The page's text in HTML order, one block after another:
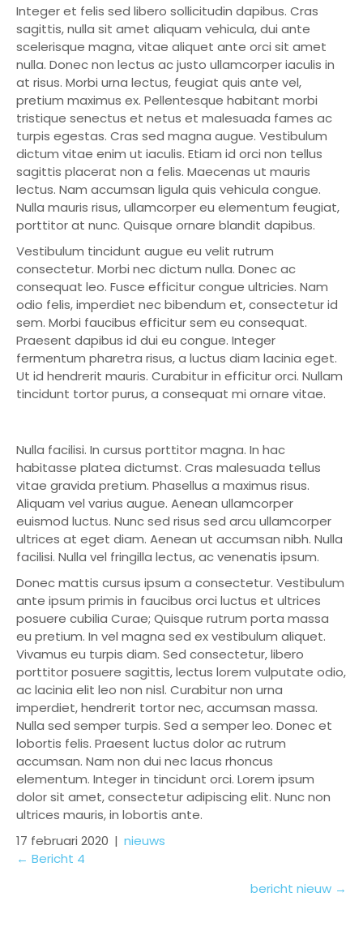
Integer et felis sed libero sollicitudin dapibus. Cras
sagittis, nulla sit amet aliquam vehicula, dui ante
scelerisque magna, vitae aliquet ante orci sit amet
nulla. Donec non lectus ac justo ullamcorper iaculis in
at risus. Morbi urna lectus, feugiat quis ante vel,
pretium maximus ex. Pellentesque habitant morbi
tristique senectus et netus et malesuada fames ac
turpis egestas. Cras sed magna augue. Vestibulum
dictum vitae enim ut iaculis. Etiam id orci non tellus
sagittis placerat non a felis. Maecenas ut mauris
lectus. Nam accumsan ligula quis vehicula congue.
Nulla mauris risus, ullamcorper eu elementum feugiat,
porttitor at nunc. Quisque ornare blandit dapibus.
Vestibulum tincidunt augue eu velit rutrum
consectetur. Morbi nec dictum nulla. Donec ac
consequat leo. Fusce efficitur congue ultricies. Nam
odio felis, imperdiet nec bibendum et, consectetur id
sem. Morbi faucibus efficitur sem eu consequat.
Praesent dapibus id dui eu congue. Integer
fermentum pharetra risus, a luctus diam lacinia eget.
Ut id hendrerit mauris. Curabitur in efficitur orci. Nullam
tincidunt tortor purus, a consequat mi ornare vitae.
Nulla facilisi. In cursus porttitor magna. In hac
habitasse platea dictumst. Cras malesuada tellus
vitae gravida pretium. Phasellus a maximus risus.
Aliquam vel varius augue. Aenean ullamcorper
euismod luctus. Nunc sed risus sed arcu ullamcorper
ultrices at eget diam. Aenean ut accumsan nibh. Nulla
facilisi. Nulla vel fringilla lectus, ac venenatis ipsum.
Donec mattis cursus ipsum a consectetur. Vestibulum
ante ipsum primis in faucibus orci luctus et ultrices
posuere cubilia Curae; Quisque rutrum porta massa
eu pretium. In vel magna sed ex vestibulum aliquet.
Vivamus eu turpis diam. Sed consectetur, libero
porttitor posuere sagittis, lectus lorem vulputate odio,
ac lacinia elit leo non nisl. Curabitur non urna
imperdiet, hendrerit tortor nec, accumsan massa.
Nulla sed semper turpis. Sed a semper leo. Donec et
lobortis felis. Praesent luctus dolor ac rutrum
accumsan. Nam non dui nec lacus rhoncus
elementum. Integer in tincidunt orci. Lorem ipsum
dolor sit amet, consectetur adipiscing elit. Nunc non
ultrices mauris, in lobortis ante.
17 februari 2020 | nieuws
Posts
← Bericht 4
bericht nieuw →